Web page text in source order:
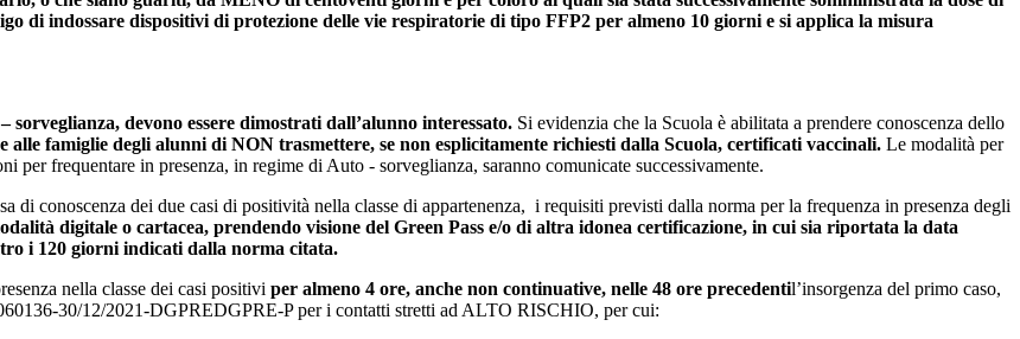
di indossare dispositivi di protezione delle vie respiratorie di tipo FFP2 per almeno 10 giorni e si applica la misura
devono essere dimostrati dall’alunno interessato. Si evidenzia che la Scuola è abilitata a prendere conoscenza dello
alle famiglie degli alunni di NON trasmettere, se non esplicitamente richiesti dalla Scuola, certificati vaccinali. Le modalità per
per frequentare in presenza, in regime di Auto - sorveglianza, saranno comunicate successivamente.
di conoscenza dei due casi di positività nella classe di appartenenza, i requisiti previsti dalla norma per la frequenza in presenza degli
digitale o cartacea, prendendo visione del Green Pass e/o di altra idonea certificazione, in cui sia riportata la data
i 120 giorni indicati dalla norma citata.
nella classe dei casi positivi per almeno 4 ore, anche non continuative, nelle 48 ore precedentil’insorgenza del primo caso,
30/12/2021-DGPREDGPRE-P per i contatti stretti ad ALTO RISCHIO, per cui: